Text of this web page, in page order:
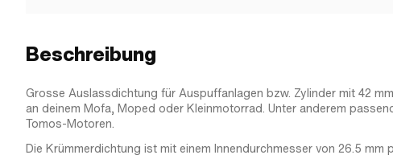
Beschreibung
Grosse Auslassdichtung für Auspuffanlagen bzw. Zylinder mit 42
an deinem Mofa, Moped oder Kleinmotorrad. Unter anderem
Tomos-Motoren.
Die Krümmerdichtung ist mit einem Innendurchmesser von 26.5 mm